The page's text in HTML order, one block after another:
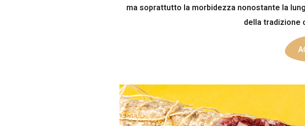
ma soprattutto la morbidezza nonostante la
della tradizione